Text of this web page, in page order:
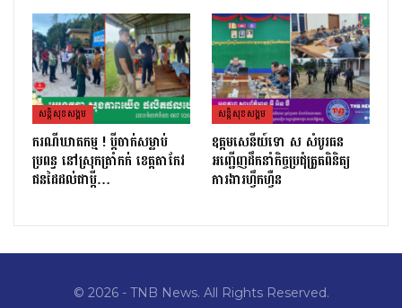
សន្តិសុខសង្គម
ករណីឃាតកម្ម ! ប្ដីចាក់សម្លាប់
ប្រពន្ធ នៅស្រុកត្រាំកក់ ខេត្តតាកែវ
ជនដៃដល់ជាប្ដី…
សន្តិសុខសង្គម
ឧត្តមសេនីយ៍ទោ ស សំបូរធន
អញ្ជើញដឹកនាំកិច្ចប្រជុំត្រួតពិនិត្យ​
ការងារហ្វឹកហ្វឺន
© 2026 - TNB News. All Rights Reserved.